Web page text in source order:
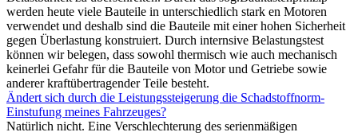
werden heute viele Bauteile in unterschiedlich stark en Motoren
verwendet und deshalb sind die Bauteile mit einer hohen Sicherheit
gegen Überlastung konstruiert. Durch internsive Belastungstest
können wir belegen, dass sowohl thermisch wie auch mechanisch
keinerlei Gefahr für die Bauteile von Motor und Getriebe sowie
anderer kraftübertragender Teile besteht.
Ändert sich durch die Leistungssteigerung die Schadstoffnorm-
Einstufung meines Fahrzeuges?
Natürlich nicht. Eine Verschlechterung des serienmäßigen